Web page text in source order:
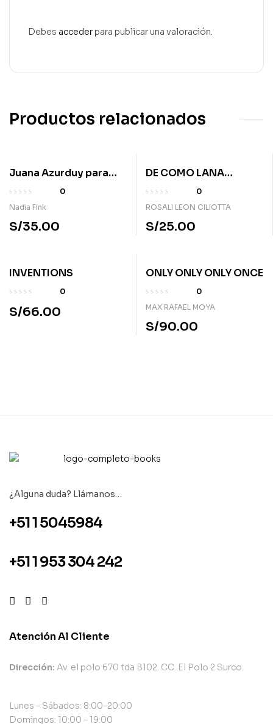
Debes acceder para publicar una valoración.
Productos relacionados
Juana Azurduy para
chicas y chicos
0
Nadia Fink
S/35.00
DE COMO LANA
VENCIO LA TORMENTA
0
ROSALI LEON CILIOTTA
S/25.00
INVENTIONS
0
S/66.00
ONLY ONLY ONLY ONCE
0
MAX RAFAEL MOYA
S/90.00
¿Alguna duda? Llámanos…
+51 1 5045984
+51 1 953 304 242
Atención Al Cliente
Dirección: Av. el polo 670 tda B102. CC. El Polo 2 Surco.
Lunes – Sábados: 8:00-20:00
Domingos: 10:00 – 19:00